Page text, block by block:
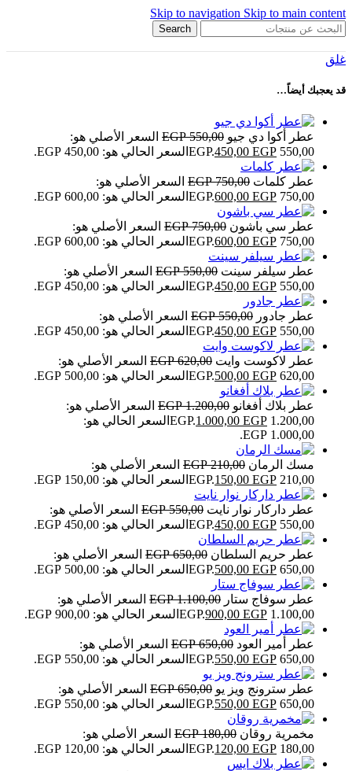
Skip to navigation Skip to main content
Search
غلق
قد يعجبك أيضاً…
عطر أكوا دي جيو 550,00
EGP السعر الأصلي هو:
550,00 EGP.
450,00 EGP السعر الحالي هو: 450,00 EGP.
عطر كلمات 750,00
EGP السعر الأصلي هو:
750,00 EGP.
600,00 EGP السعر الحالي هو: 600,00 EGP.
عطر سي باشون 750,00
EGP السعر الأصلي هو:
750,00 EGP.
600,00 EGP السعر الحالي هو: 600,00 EGP.
عطر سيلفر سينت 550,00
EGP السعر الأصلي هو:
550,00 EGP.
450,00 EGP السعر الحالي هو: 450,00 EGP.
عطر جادور 550,00
EGP السعر الأصلي هو:
550,00 EGP.
450,00 EGP السعر الحالي هو: 450,00 EGP.
عطر لاكوست وايت 620,00
EGP السعر الأصلي هو:
620,00 EGP.
500,00 EGP السعر الحالي هو: 500,00 EGP.
عطر بلاك أفغانو 1.200,00
EGP السعر الأصلي هو:
1.200,00 EGP.
1.000,00 EGP
السعر الحالي هو:
1.000,00 EGP.
مسك الرمان 210,00
EGP السعر الأصلي هو:
210,00 EGP.
150,00 EGP السعر الحالي هو: 150,00 EGP.
عطر داركار نوار نايت 550,00
EGP السعر الأصلي هو:
550,00 EGP.
450,00 EGP السعر الحالي هو: 450,00 EGP.
عطر حريم السلطان 650,00
EGP السعر الأصلي هو:
650,00 EGP.
500,00 EGP السعر الحالي هو: 500,00 EGP.
عطر سوفاج ستار 1.100,00
EGP السعر الأصلي هو:
1.100,00 EGP.
900,00 EGP السعر الحالي هو: 900,00 EGP.
عطر أمير العود 650,00
EGP السعر الأصلي هو:
650,00 EGP.
550,00 EGP السعر الحالي هو: 550,00 EGP.
عطر سترونج ويز يو 650,00
EGP السعر الأصلي هو:
650,00 EGP.
550,00 EGP السعر الحالي هو: 550,00 EGP.
مخمرية روقان 180,00
EGP السعر الأصلي هو:
180,00 EGP.
120,00 EGP السعر الحالي هو: 120,00 EGP.